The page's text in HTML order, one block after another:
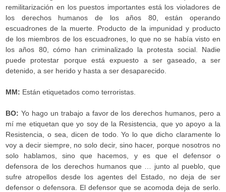
remilitarización en los puestos importantes está los violadores de
los derechos humanos de los años 80, están operando
escuadrones de la muerte. Producto de la impunidad y producto
de los miembros de los escuadrones, lo que no se había visto en
los años 80, cómo han criminalizado la protesta social. Nadie
puede protestar porque está expuesto a ser gaseado, a ser
detenido, a ser herido y hasta a ser desaparecido.
MM: Están etiquetados como terroristas.
BO: Yo hago un trabajo a favor de los derechos humanos, pero a
mí me etiquetan que yo soy de la Resistencia, que yo apoyo a la
Resistencia, o sea, dicen de todo. Yo lo que dicho claramente lo
voy a decir siempre, no solo decir, sino hacer, porque nosotros no
solo hablamos, sino que hacemos, y es que el defensor o
defensora de los derechos humanos que … junto al pueblo, que
sufre atropellos desde los agentes del Estado, no deja de ser
defensor o defensora. El defensor que se acomoda deja de serlo.